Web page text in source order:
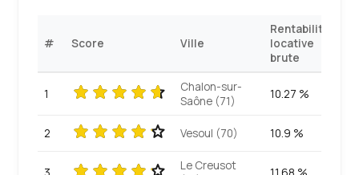
# Score Ville
Rentabilité
locative
brute
1
Chalon-sur-
Saône (71)
10.27 %
2 Vesoul (70) 10.9 %
Le Creusot